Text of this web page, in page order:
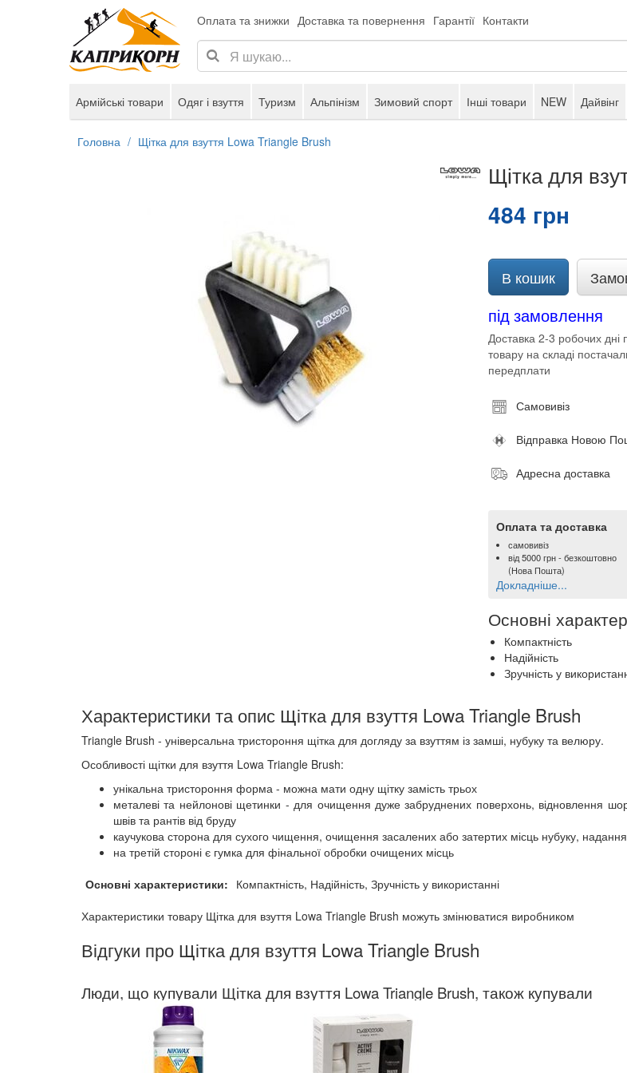
Оплата та знижки Доставка та повернення Гарантії Контакти
Армійські товари Одяг і взуття Туризм Альпінізм Зимовий спорт Інші товари NEW Дайвінг
Головна Щітка для взуття Lowa Triangle Brush
Щітка для
484 грн
В кошик
під замовлення
Доставка 2-3 робочих дні
товару на складі
передплати
Самовивіз
Відправка Новою
Адресна доставка
Оплата та доставка
самовивіз
від5000 грн- безкоштовно
(Нова Пошта)
Докладніше...
Основні
Компактність
Надійність
Зручність у
Характеристики та опис Щітка для взуття Lowa Triangle Brush
Triangle Brush - універсальна тристороння щітка для догляду за взуттям із замші, нубуку та велюру.
Особливості щітки для взуття Lowa Triangle Brush:
унікальна тристороння форма - можна мати одну щітку замість трьох
металеві та нейлонові щетинки - для очищення дуже забруднених поверхонь, відновлення
швів та рантів від бруду
каучукова сторона для сухого чищення, очищення засалених або затертих місць нубуку, надання
на третій стороні є гумка для фінальної обробки очищених місць
Основні характеристики: Компактність, Надійність, Зручність у використанні
Характеристики товару Щітка для взуття Lowa Triangle Brush можуть змінюватися виробником
Відгуки про Щітка для взуття Lowa Triangle Brush
Люди, що купували Щітка для взуття Lowa Triangle Brush, також купували